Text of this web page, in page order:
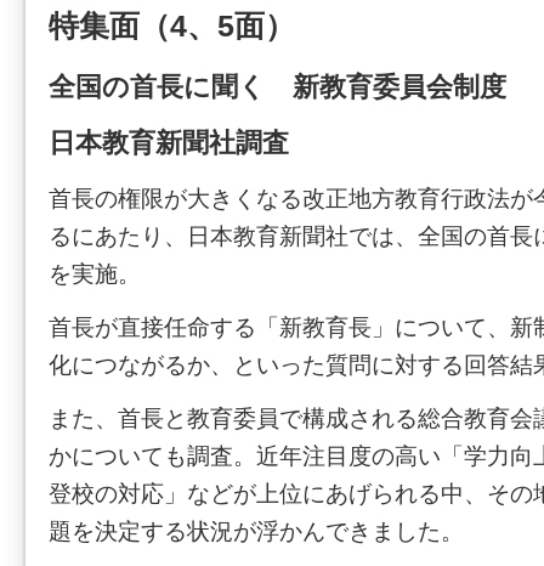
特集面（4、5面）
全国の首長に聞く 新教育委員会制度
日本教育新聞社調査
首長の権限が大きくなる改正地方教育行政法が
るにあたり、日本教育新聞社では、全国の首長
を実施。
首長が直接任命する「新教育長」について、新
化につながるか、といった質問に対する回答結
また、首長と教育委員で構成される総合教育
かについても調査。近年注目度の高い「学力向
登校の対応」などが上位にあげられる中、その
題を決定する状況が浮かんできました。